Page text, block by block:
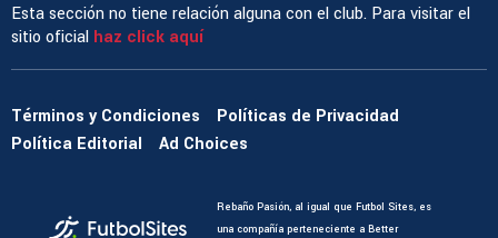
Esta sección no tiene relación alguna con el club. Para visitar el
sitio oficial haz click aquí
Términos y Condiciones
Políticas de Privacidad
Política Editorial
Ad Choices
Rebaño Pasión, al igual que Futbol Sites, es
una compañía perteneciente a Better